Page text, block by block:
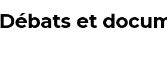
Débats et